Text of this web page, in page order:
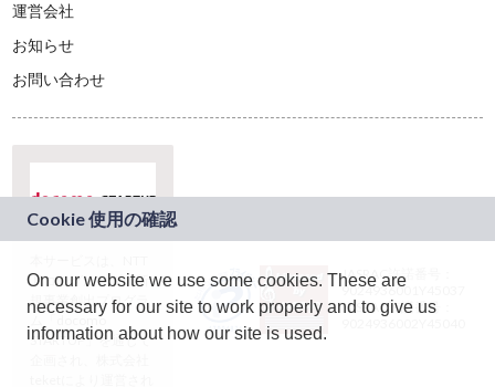
運営会社
お知らせ
お問い合わせ
ドコモグループの新
規事業創出プログラ
ム「docomo
STARTUP」を通じて
JASRAC許諾番号：
9024936001Y45037
JASRAC許諾番号：
On our website we use some cookies. These are
necessary for our site to work properly and to give us
information about how our site is used.